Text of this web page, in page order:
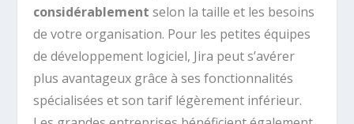
considérablement selon la taille et les besoins
de votre organisation. Pour les petites équipes
de développement logiciel, Jira peut s’avérer
plus avantageux grâce à ses fonctionnalités
spécialisées et son tarif légèrement inférieur.